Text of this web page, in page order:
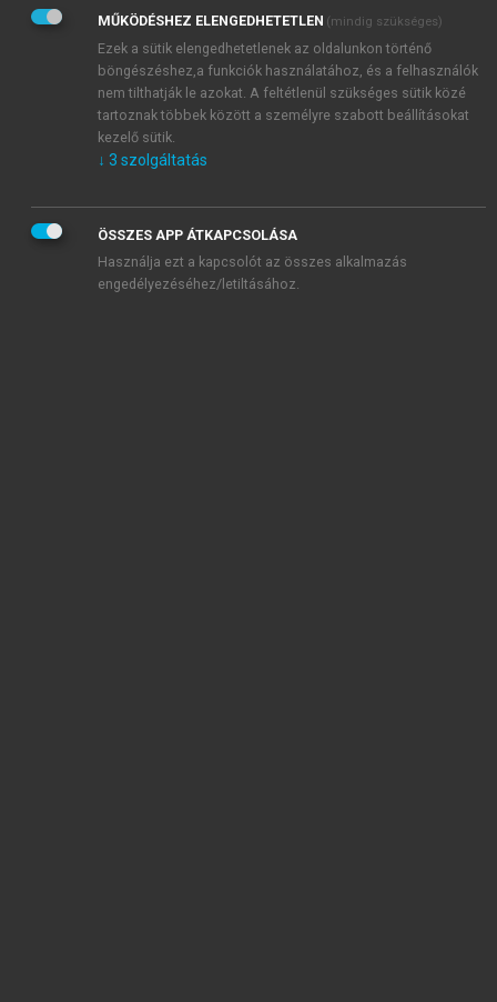
Adatkezelési tájékoztatóbanfoglaltakat tudomásul
veszem és elfogadom.
Általános vásárlási feltételeket, valamint a szotar.netés a
mersz.huoldalak licencszerződéseiben foglaltakat
tudomásul veszem és elfogadom.
KIPRÓBÁLOM
MŰKÖDÉSHEZ ELENGEDHETETLEN (mindig szükséges)
Ezek a sütik elengedhetetlenek az oldalunkon történő
böngészéshez,a funkciók használatához, és a felhasználók
nem tilthatják le azokat. A feltétlenül szükséges sütik közé
tartoznak többek között a személyre szabott beállításokat
kezelő sütik.
↓ 3 szolgáltatás
ÖSSZES APP ÁTKAPCSOLÁSA
Használja ezt a kapcsolót az összes alkalmazás
engedélyezéséhez/letiltásához.